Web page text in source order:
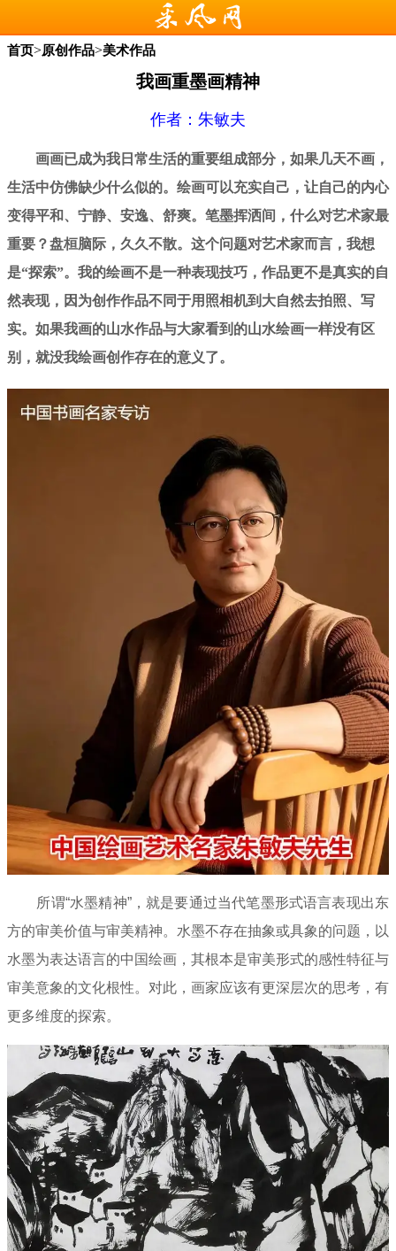
首页>原创作品>美术作品
我画重墨画精神
作者：朱敏夫
画画已成为我日常生活的重要组成部分，如果几天不画，
生活中仿佛缺少什么似的。绘画可以充实自己，让自己的内心
变得平和、宁静、安逸、舒爽。笔墨挥洒间，什么对艺术家最
重要？盘桓脑际，久久不散。这个问题对艺术家而言，我想
是“探索”。我的绘画不是一种表现技巧，作品更不是真实的自
然表现，因为创作作品不同于用照相机到大自然去拍照、写
实。如果我画的山水作品与大家看到的山水绘画一样没有区
别，就没我绘画创作存在的意义了。
所谓“水墨精神”，就是要通过当代笔墨形式语言表现出东
方的审美价值与审美精神。水墨不存在抽象或具象的问题，以
水墨为表达语言的中国绘画，其根本是审美形式的感性特征与
审美意象的文化根性。对此，画家应该有更深层次的思考，有
更多维度的探索。